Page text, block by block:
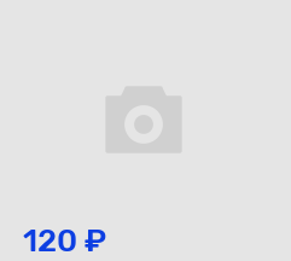
120 ₽